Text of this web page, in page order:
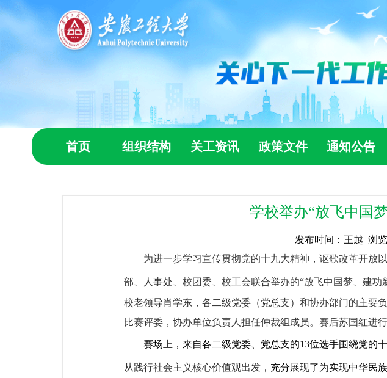
首页 组织结构 关工资讯 政策文件 通知公告
学校举办“放飞中国
发布时间：王越 浏
为进一步学习宣传贯彻党的十九大精神，讴歌改革开放
部、人事处、校团委、校工会联合举办的“放飞中国梦、建功
校老领导肖学东，各二级党委（党总支）和协办部门的主要
比赛评委，协办单位负责人担任仲裁组成员。赛后苏国红进
赛场上，来自各二级党委、党总支的13位选手围绕党的
从践行社会主义核心价值观出发， 充分展现了为实现中华民